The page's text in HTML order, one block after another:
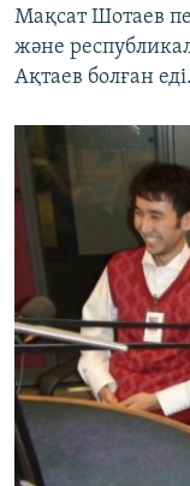
Мақсат Шотаев
және
Ақтаев болған еді.